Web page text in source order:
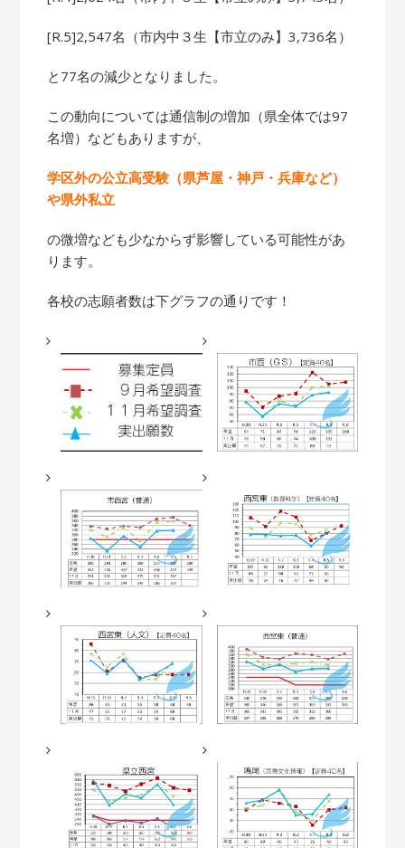
[R.5]2,547名（市内中３生【市立のみ】3,736名）
と77名の減少となりました。
この動向については通信制の増加（県全体では97
名増）などもありますが、
学区外の公立高受験（県芦屋・神戸・兵庫など）
や県外私立
の微増なども少なからず影響している可能性があ
ります。
各校の志願者数は下グラフの通りです！